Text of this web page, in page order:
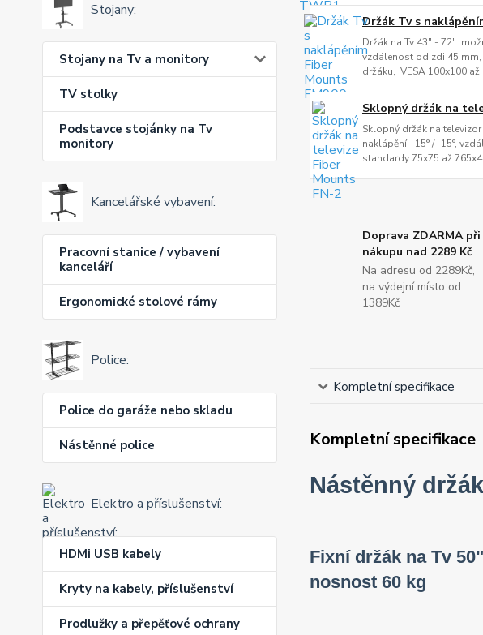
Stojany:
Stojany na Tv a monitory
TV stolky
Podstavce stojánky na Tv
monitory
Kancelářské vybavení:
Pracovní stanice / vybavení
kanceláří
Ergonomické stolové rámy
Police:
Police do garáže nebo skladu
Nástěnné police
Elektro a příslušenství:
HDMi USB kabely
Kryty na kabely, příslušenství
Prodlužky a přepěťové ochrany
Držák Tv s
Držák na Tv 43" - 72".
vzdálenost od zdi 45 mm,
držáku, VESA 100x100
Sklopný držák na
Sklopný držák na
naklápění +15° / -15°,
standardy 75x75 až
Doprava ZDARMA při
nákupu nad 2289 Kč
Na adresu od 2289Kč,
na výdejní místo od
1389Kč
Kompletní specifikace
Kompletní specifikace
Nástěnný
Fixní držák na Tv
nosnost 60 kg